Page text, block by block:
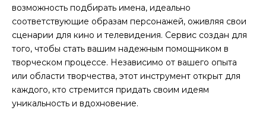
возможность подбирать имена, идеально
соответствующие образам персонажей, оживляя свои
сценарии для кино и телевидения. Сервис создан для
того, чтобы стать вашим надежным помощником в
творческом процессе. Независимо от вашего опыта
или области творчества, этот инструмент открыт для
каждого, кто стремится придать своим идеям
уникальность и вдохновение.